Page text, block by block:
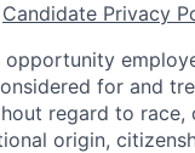
Candidate Privacy
opportunity
for and
regard to race,
origin,